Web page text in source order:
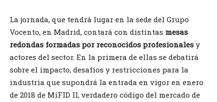
La jornada, que tendrá lugar en la sede del Grupo
Vocento, en Madrid, contará con distintas mesas
redondas formadas por reconocidos profesionales y
actores del sector. En la primera de ellas se debatirá
sobre el impacto, desafíos y restricciones para la
industria que supondrá la entrada en vigor en enero
de 2018 de MiFID II, verdadero código del mercado de